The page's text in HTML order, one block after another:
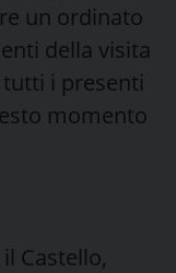
un ordinato
della visita
i presenti
momento
Castello,